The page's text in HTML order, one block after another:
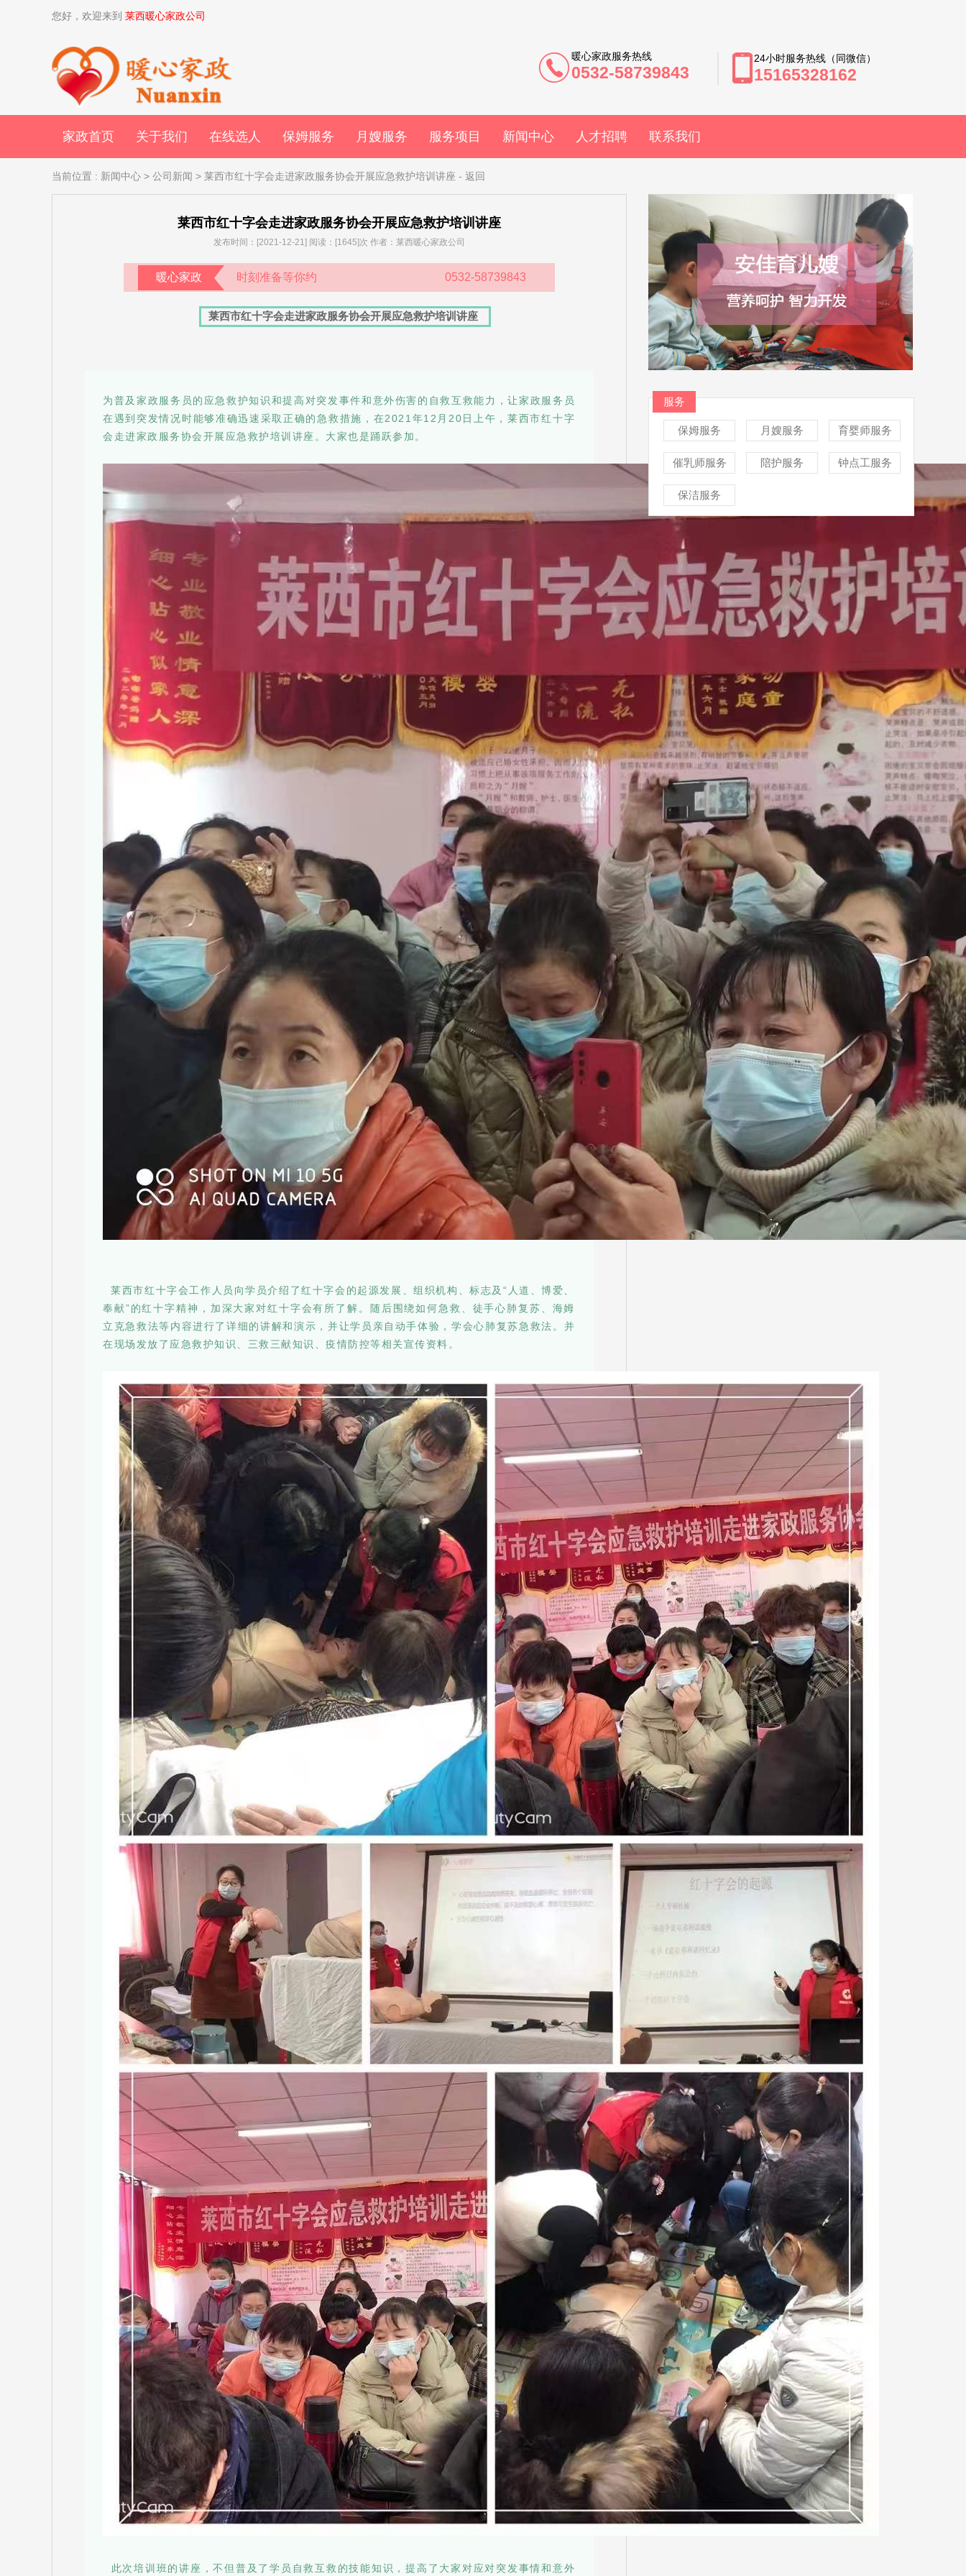
您好，欢迎来到 莱西暖心家政公司
暖心家政服务热线
0532-58739843
24小时服务热线（同微信）
15165328162
家政首页 关于我们 在线选人 保姆服务 月嫂服务 服务项目 新闻中心 人才招聘 联系我们
当前位置 : 新闻中心 > 公司新闻 > 莱西市红十字会走进家政服务协会开展应急救护培训讲座 - 返回
莱西市红十字会走进家政服务协会开展应急救护培训讲座
发布时间：[2021-12-21] 阅读：[1645]次 作者：莱西暖心家政公司
暖心家政 时刻准备等你约 0532-58739843
莱西市红十字会走进家政服务协会开展应急救护培训讲座
为普及家政服务员的应急救护知识和提高对突发事件和意外伤害的自救互救能力，让家政服务员
在遇到突发情况时能够准确迅速采取正确的急救措施，在2021年12月20日上午，莱西市红十字
会走进家政服务协会开展应急救护培训讲座。大家也是踊跃参加。
莱西市红十字会工作人员向学员介绍了红十字会的起源发展、组织机构、标志及“人道、博爱、
奉献”的红十字精神，加深大家对红十字会有所了解。随后围绕如何急救、徒手心肺复苏、海姆
立克急救法等内容进行了详细的讲解和演示，并让学员亲自动手体验，学会心肺复苏急救法。并
在现场发放了应急救护知识、三救三献知识、疫情防控等相关宣传资料。
此次培训班的讲座，不但普及了学员自救互救的技能知识，提高了大家对应对突发事情和意外
服务
保姆服务 月嫂服务 育婴师服务
催乳师服务 陪护服务 钟点工服务
保洁服务
新生儿怎样睡最有安全感｜告别... 2026-08-08
备孕别盲目减重❗体重忽高忽低... 2026-08-07
如何应对小孩睡前哭闹 2026-08-06
宝宝洗澡的5个高危动作！新手... 2026-08-04
婴幼儿触觉发育重要性+简易居... 2026-08-03
如何促进婴儿大脑发育？ 2026-08-02
胎宝宝在肚子里会做什么？ 2026-07-31
产后恢复实用居家小技巧 2026-07-30
长期难孕身体藏着这几个不起眼... 2026-07-29